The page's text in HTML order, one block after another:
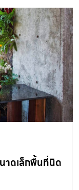
าดเล็กพื้นที่นิด